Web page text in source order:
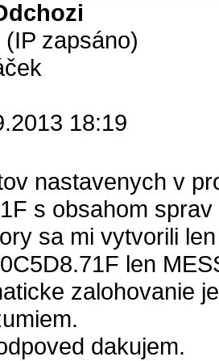
(IP zapsáno)
18:19
nastavenych v
s obsahom
sa mi vytvorili
len
zalohovanie
dakujem.